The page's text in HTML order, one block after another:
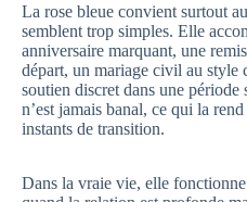
La rose bleue convient surtout
semblent trop simples. Elle
anniversaire marquant, une
départ, un mariage civil au style
soutien discret dans une période
n’est jamais banal, ce qui la
instants de transition.
Dans la vraie vie, elle